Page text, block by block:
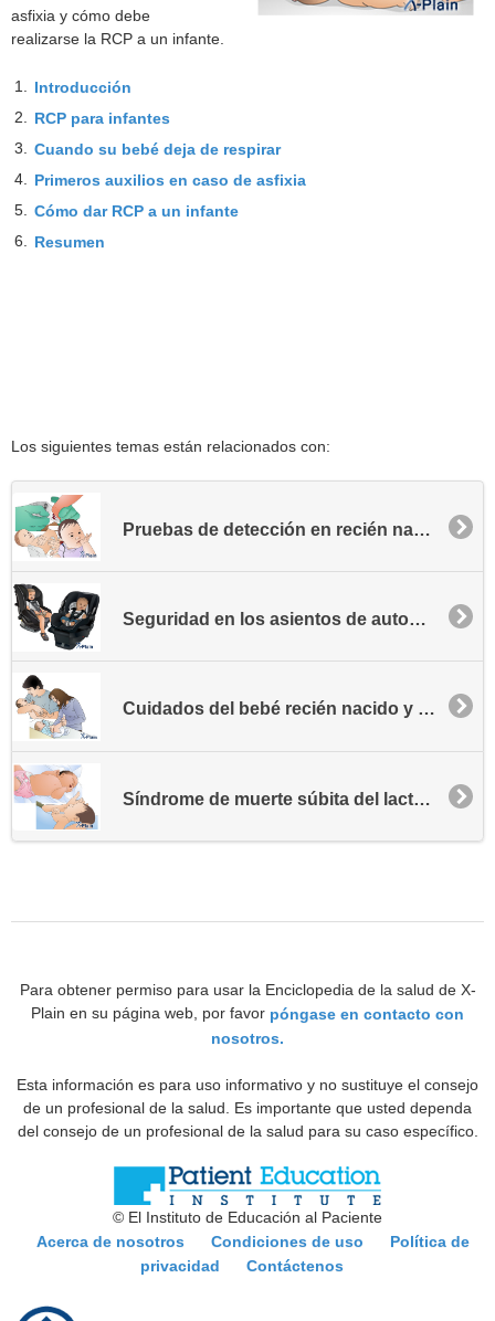
asfixia y cómo debe
realizarse la RCP a un infante.
1. Introducción
2. RCP para infantes
3. Cuando su bebé deja de respirar
4. Primeros auxilios en caso de asfixia
5. Cómo dar RCP a un infante
6. Resumen
Los siguientes temas están relacionados con:
Pruebas de detección en recién nacidos
Seguridad en los asientos de automóvil para niños
Cuidados del bebé recién nacido y del infante
Síndrome de muerte súbita del lactante - SMSL
Para obtener permiso para usar la Enciclopedia de la salud de X-
Plain en su página web, por favor póngase en contacto con
nosotros.
Esta información es para uso informativo y no sustituye el consejo
de un profesional de la salud. Es importante que usted dependa
del consejo de un profesional de la salud para su caso específico.
© El Instituto de Educación al Paciente
Acerca de nosotros
Condiciones de uso
Política de
privacidad
Contáctenos